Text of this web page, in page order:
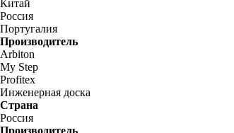
Китай
Россия
Португалия
Производитель
Arbiton
My Step
Profitex
Инженерная доска
Страна
Россия
Производитель